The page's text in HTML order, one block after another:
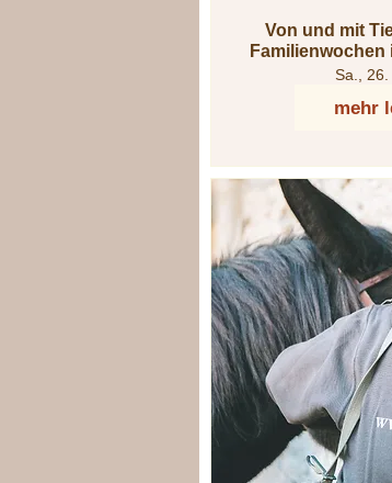
Von und mit
Familienwochen
Sa., 26.
mehr